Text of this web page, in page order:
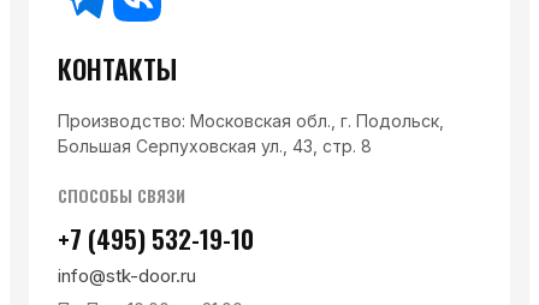
КОНТАКТЫ
Производство: Московская обл., г. Подольск,
Большая Серпуховская ул., 43, стр. 8
СПОСОБЫ СВЯЗИ
+7 (495) 532-19-10
info@stk-door.ru